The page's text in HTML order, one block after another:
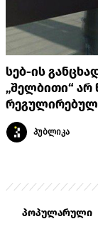
სებ-ის
„შელბითი“ არ
რეგულირებულ
პუბლიკა
პოპულარული